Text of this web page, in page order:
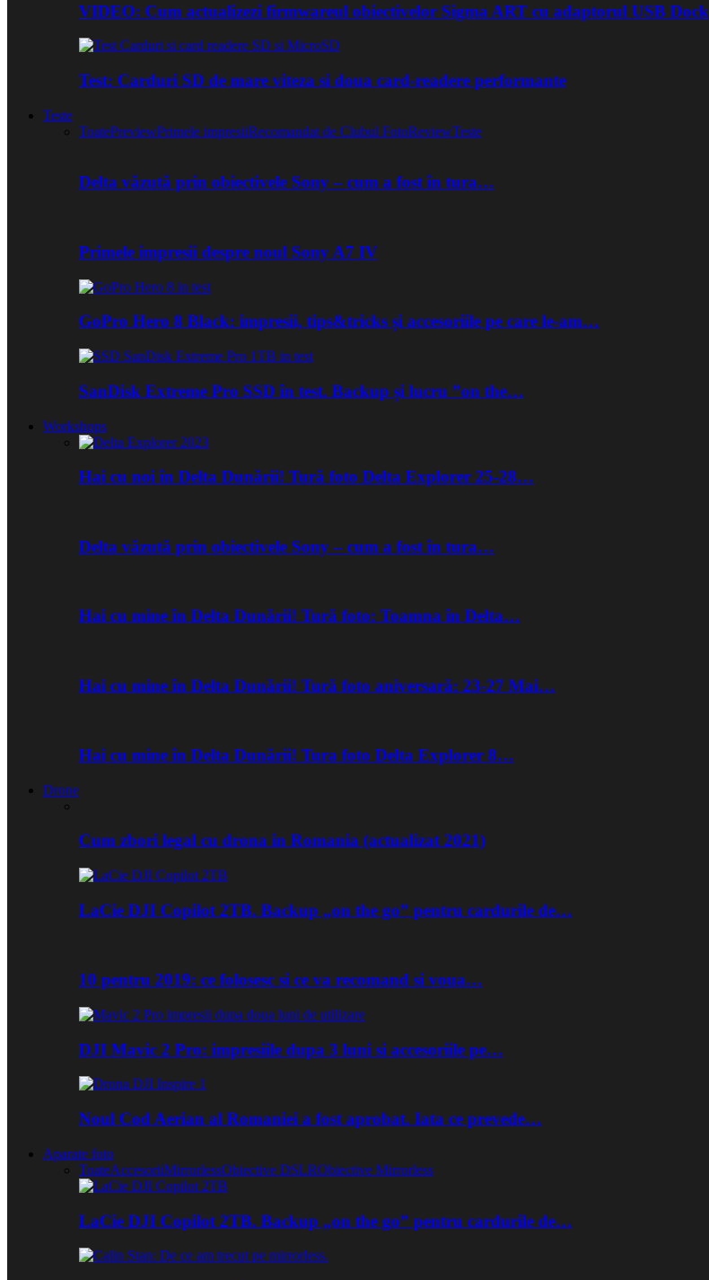
VIDEO: Cum actualizezi firmwareul obiectivelor Sigma ART cu adaptorul USB Dock
Test: Carduri SD de mare viteza si doua card-readere performante
Teste
ToatePreviewPrimele impresiiRecomandat de Clubul FotoReviewTeste
Delta văzută prin obiectivele Sony – cum a fost în tura…
Primele impresii despre noul Sony A7 IV
GoPro Hero 8 Black: impresii, tips&tricks și accesoriile pe care le-am…
SanDisk Extreme Pro SSD în test. Backup și lucru ”on the…
Workshops
Hai cu noi în Delta Dunării! Tură foto Delta Explorer 25-28…
Delta văzută prin obiectivele Sony – cum a fost în tura…
Hai cu mine în Delta Dunării! Tură foto: Toamna în Delta…
Hai cu mine în Delta Dunării! Tură foto aniversară: 23-27 Mai…
Hai cu mine în Delta Dunării! Tura foto Delta Explorer 8…
Drone
Cum zbori legal cu drona in Romania (actualizat 2021)
LaCie DJI Copilot 2TB. Backup „on the go” pentru cardurile de…
10 pentru 2019: ce folosesc si ce va recomand si voua…
DJI Mavic 2 Pro: impresiile dupa 3 luni si accesoriile pe…
Noul Cod Aerian al Romaniei a fost aprobat. Iata ce prevede…
Aparate foto
ToateAccesoriiMirrorlessObiective DSLRObiective Mirrorless
LaCie DJI Copilot 2TB. Backup „on the go” pentru cardurile de…